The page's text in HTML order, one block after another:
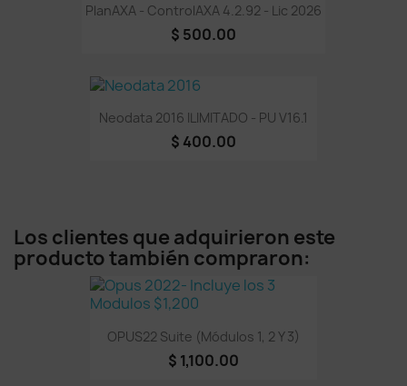
PlanAXA - ControlAXA 4.2.92 - Lic 2026
$ 500.00
Neodata 2016 ILIMITADO - PU V16.1
$ 400.00
Los clientes que adquirieron este
producto también compraron:
OPUS22 Suite (Módulos 1, 2 Y 3)
$ 1,100.00